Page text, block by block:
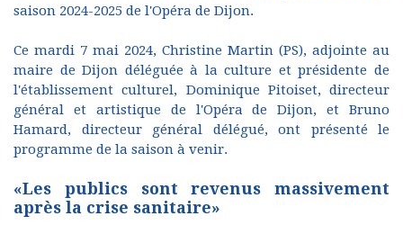
saison 2024-2025 de l'Opéra de Dijon.
Ce mardi 7 mai 2024, Christine Martin (PS), adjointe au
maire de Dijon déléguée à la culture et présidente de
l'établissement culturel, Dominique Pitoiset, directeur
général et artistique de l'Opéra de Dijon, et Bruno
Hamard, directeur général délégué, ont présenté le
programme de la saison à venir.
«Les publics sont revenus massivement
après la crise sanitaire»